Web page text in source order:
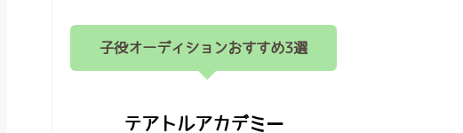
子役オーディションおすすめ3選
テアトルアカデミー